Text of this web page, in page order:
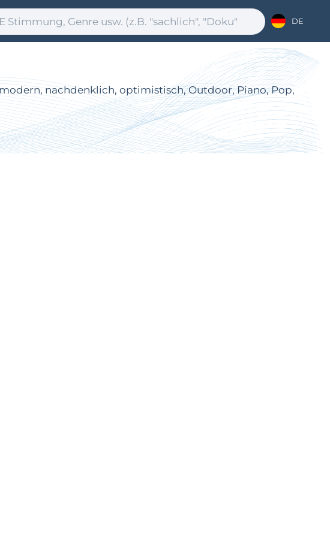
DE
nachdenklich, optimistisch, Outdoor, Piano, Pop,